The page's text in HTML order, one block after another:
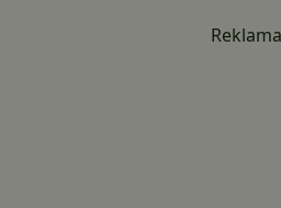
Reklama